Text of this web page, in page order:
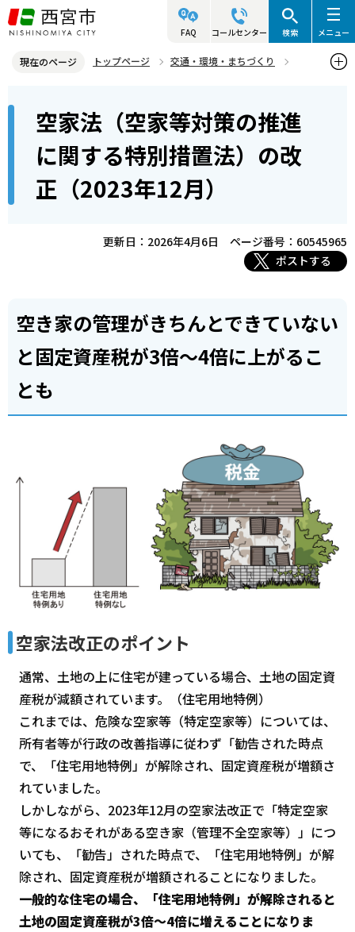
こ
の
ジ
す
FAQ コールセンター 検索 メニュー
現在のページ トップページ
交通・環境・まちづくり
空き家・空き地の適正管理
空家法（空家等対策の推進に関する特別措置法）の改正（2023年12
月）
ら
空家法（空家等対策の推進
に関する特別措置法）の改
正（2023年12月）
更新日：2026年4月6日
ページ番号：60545965
ポストする
空き家の管理がきちんとできていない
と固定資産税が3倍～4倍に上がるこ
とも
空家法改正のポイント
通常、土地の上に住宅が建っている場合、土地の固定資
産税が減額されています。（住宅用地特例）
これまでは、危険な空家等（特定空家等）については、
所有者等が行政の改善指導に従わず「勧告された時点
で、「住宅用地特例」が解除され、固定資産税が増額さ
れていました。
しかしながら、2023年12月の空家法改正で「特定空家
等になるおそれがある空き家（管理不全空家等）」につ
いても、「勧告」された時点で、「住宅用地特例」が解
除され、固定資産税が増額されることになりました。
一般的な住宅の場合、「住宅用地特例」が解除されると
土地の固定資産税が3倍～4倍に増えることになりま